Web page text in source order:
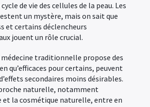
de vie des cellules de la peau. Les
un mystère, mais on sait que
et certains déclencheurs
jouent un rôle crucial.
médecine traditionnelle propose des
qu’efficaces pour certains, peuvent
secondaires moins désirables.
naturelle, notamment
et la cosmétique naturelle, entre en